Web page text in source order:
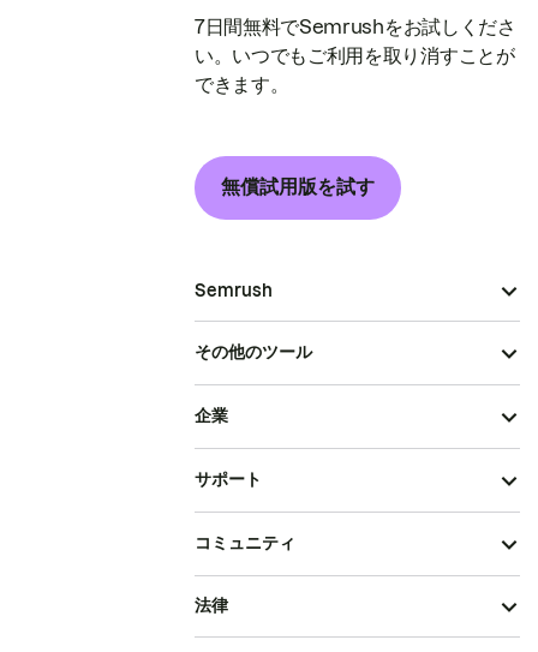
7日間無料でSemrushをお試しくださ
い。いつでもご利用を取り消すことが
できます。
無償試用版を試す
Semrush
その他のツール
企業
サポート
コミュニティ
法律